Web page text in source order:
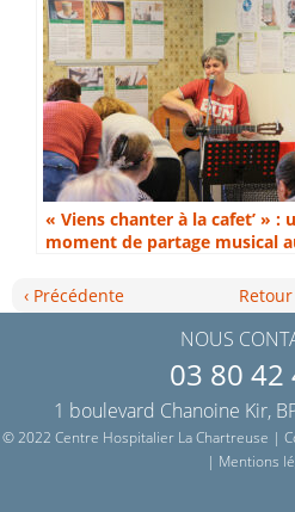
« Viens chanter à la cafet’ » :
moment de partage musical
Retour
‹ Précédente
NOUS
03 80 42
1 boulevard Chanoine Kir,
© 2022 Centre Hospitalier La Chartreuse |
| Mentions